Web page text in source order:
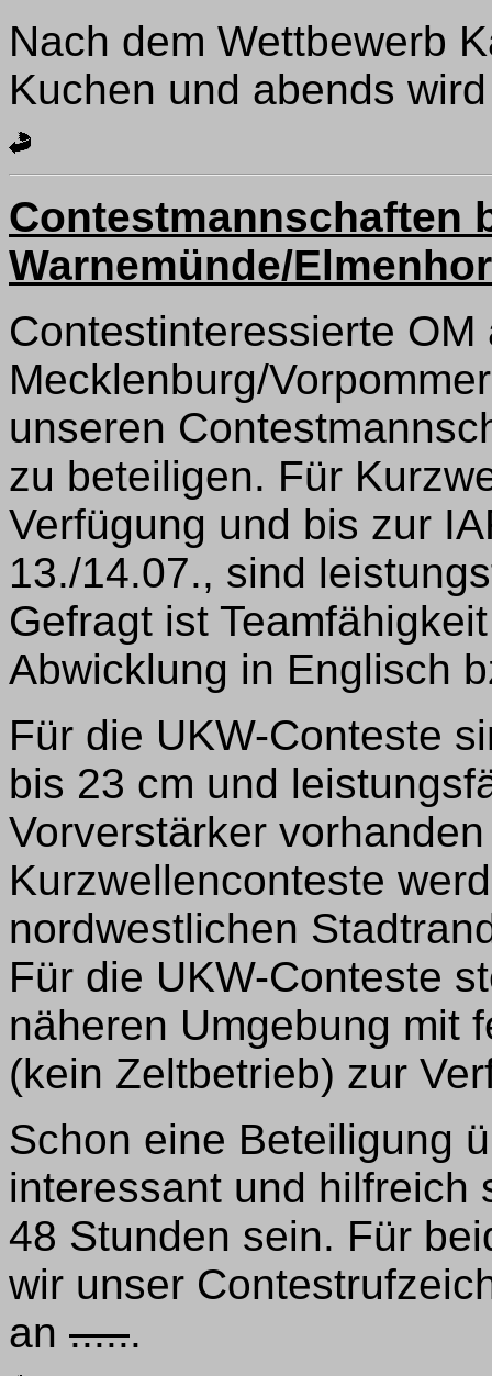
Nach dem Wettbewerb
Kuchen und abends
Contestmannschaften
Warnemünde/
Contestinteressierte OM
Mecklenburg/
unseren
zu beteiligen. Für
Verfügung und bis zur
13./14.07., sind
Gefragt ist
Abwicklung in Englisch
Für die UKW-Conteste
bis 23 cm und
Vorverstärker
Kurzwellenconteste
nordwestlichen
Für die UKW-Conteste
näheren Umgebung mit
(kein Zeltbetrieb) zur
Schon eine Beteiligung
interessant und hilfreich
48 Stunden sein. Für
wir unser
an ......